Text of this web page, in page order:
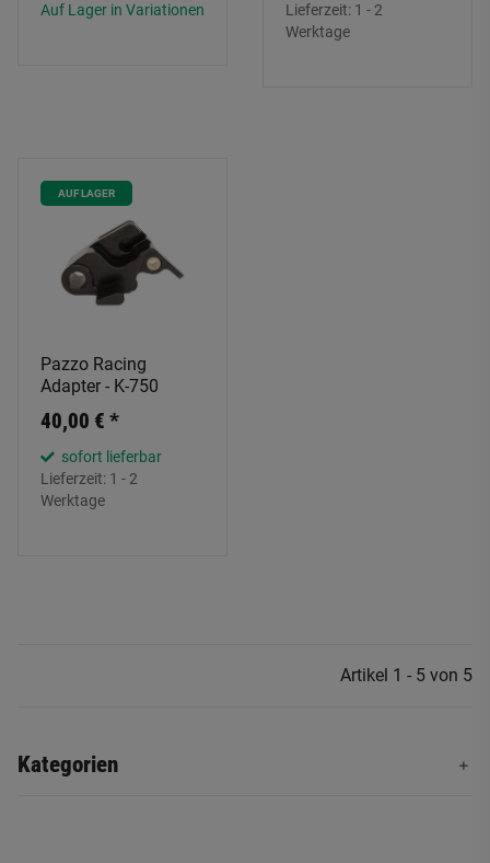
Auf Lager in Variationen
Lieferzeit: 1 - 2
Werktage
AUF LAGER
Pazzo Racing
Adapter - K-750
40,00 € *
sofort lieferbar
Lieferzeit: 1 - 2
Werktage
Artikel 1 - 5 von 5
Kategorien